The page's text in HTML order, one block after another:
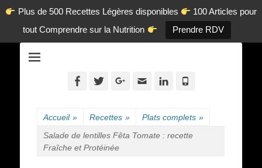
Plus de 500 Recettes Légères disponibles
100 Articles pour
tout Comprendre sur la Nutrition
Prendre RDV
en-ligne.com
Facebook
TwitterGoogleplus
AdresseLinkedin
Accueil » Recettes » Plats complets »
Salade de lentilles Fêta Tomate : recette
Fraîche et Protéinée